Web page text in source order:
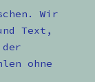
Wir
Text,
ohne